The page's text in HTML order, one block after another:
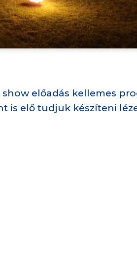
előadás kellemes
is elő tudjuk készíteni